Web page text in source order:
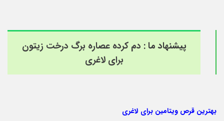
پیشنهاد ما : دم کرده عصاره برگ درخت زیتون
برای لاغری
بهترین قرص ویتامین برای لاغری